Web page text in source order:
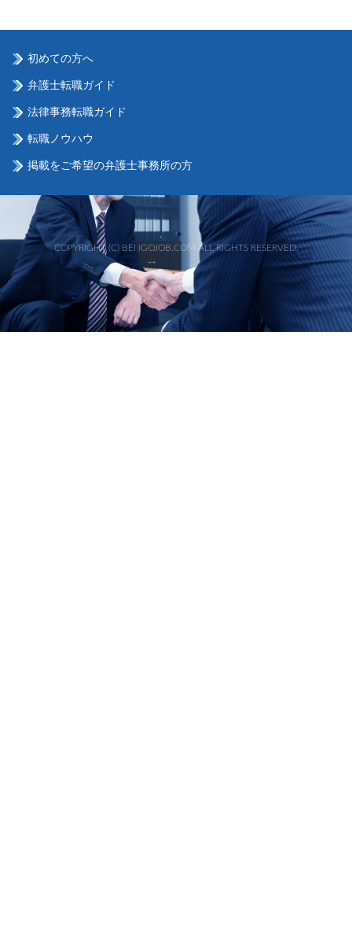
初めての方へ
弁護士転職ガイド
法律事務転職ガイド
転職ノウハウ
掲載をご希望の弁護士事務所の方
COPYRIGHT (C) BENGOJOB.COM ALL RIGHTS RESERVED.